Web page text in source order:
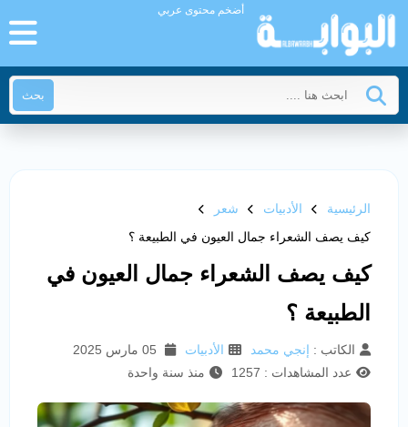
أضخم محتوى عربي
بحث
الرئيسية الأدبيات
شعر
كيف يصف الشعراء جمال العيون في الطبيعة ؟
كيف يصف الشعراء جمال العيون في
الطبيعة ؟
الكاتب : إنجي محمد الأدبيات
عدد المشاهدات : 1257
منذ سنة واحدة